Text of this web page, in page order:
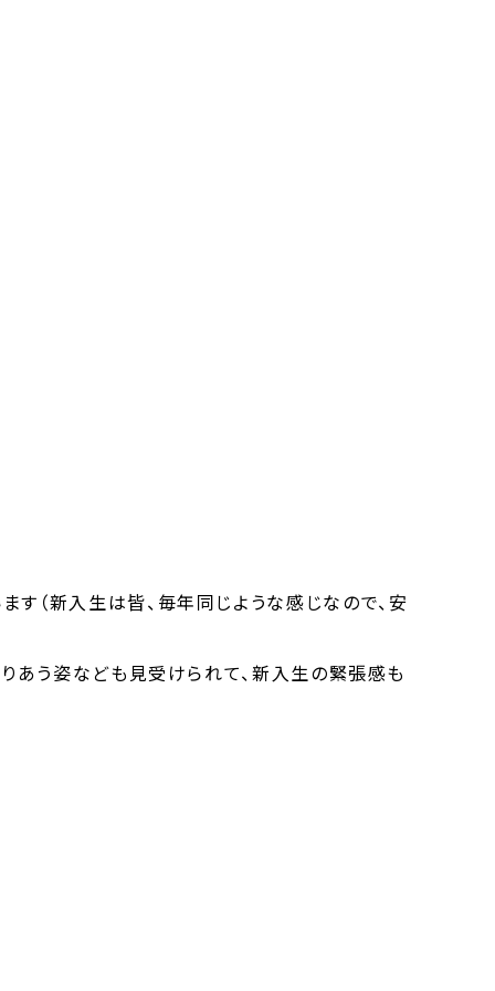
（新入生は皆、毎年同じような感じなので、安
あう姿なども見受けられて、新入生の緊張感も